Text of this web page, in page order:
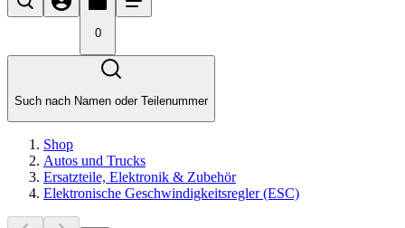
0
Such nach Namen oder Teilenummer
Shop
Autos und Trucks
Ersatzteile, Elektronik & Zubehör
Elektronische Geschwindigkeitsregler (ESC)